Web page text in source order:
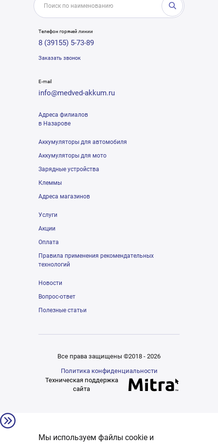
Телефон горячей линии
8 (39155) 5-73-89
Заказать звонок
E-mail
info@medved-akkum.ru
Адреса филиалов
в Назарове
Аккумуляторы для автомобиля
Аккумуляторы для мото
Зарядные устройства
Клеммы
Адреса магазинов
Услуги
Акции
Оплата
Правила применения рекомендательных
технологий
Новости
Вопрос-ответ
Полезные статьи
Все права защищены ©2018 - 2026
Политика конфиденциальности
Техническая поддержка
сайта
Мы используем файлы cookie и